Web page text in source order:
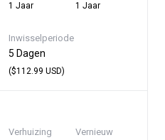
1 Jaar 1 Jaar
Inwisselperiode
5 Dagen
($112.99 USD)
Verhuizing Vernieuw